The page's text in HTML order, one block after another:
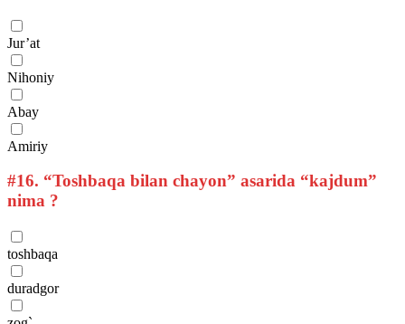
Jur’at
Nihoniy
Abay
Amiriy
#16. “Toshbaqa bilan chayon” asarida “kajdum”
nima ?
toshbaqa
duradgor